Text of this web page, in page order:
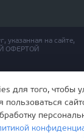
указанная на сайте,
ОФЕРТОЙ
и межкомнатных
данных
данных
для того, чтобы
пользоваться